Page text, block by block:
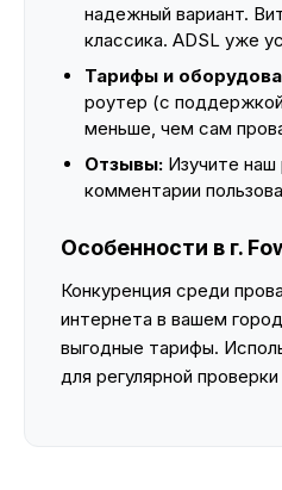
надежный вариант.
классика. ADSL уже
Тарифы и
роутер (с
меньше, чем сам
Отзывы: Изучите наш
комментарии
Особенности в г.
Конкуренция среди
интернета в вашем
выгодные тарифы.
для регулярной